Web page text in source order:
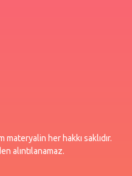
her hakkı saklıdır.
alıntılanamaz.